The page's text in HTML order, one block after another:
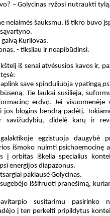
– Golycinas ryžosi nutraukti
nelaimės šauksmu, iš tikro buvo
Kurilovas.
- tiksliau ir neapibūdinsi.
iš senai atvėsusios kavos ir,
save spinduliuoja ypatingą
Tie laukai susilieja,
erdvę. Jei visuomenėje
jos blogins bendrą padėtį.
savižudybių, didelė karų ir
egzistuoja daugybė
išmoko nuimti psichoemocinę
į orbitas iškelia specialius
psi energijos diapazonus.
paklausė Golycinas.
iššifruoti pranešimą,
susitarimu pasirinko
į ten perkelti pripildytus